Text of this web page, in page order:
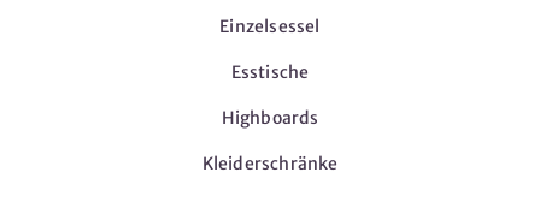
Einzelsessel
Esstische
Highboards
Kleiderschränke